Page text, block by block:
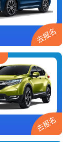
去报名
去报名